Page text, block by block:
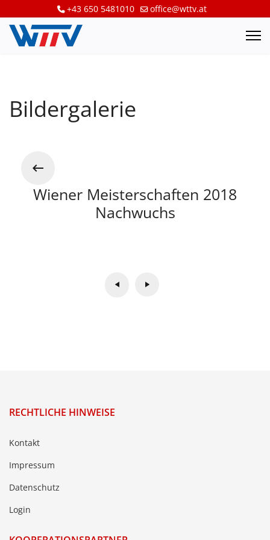
+43 650 5481010 office@wttv.at
Bildergalerie
Wiener Meisterschaften 2018
Nachwuchs
RECHTLICHE HINWEISE
Kontakt
Impressum
Datenschutz
Login